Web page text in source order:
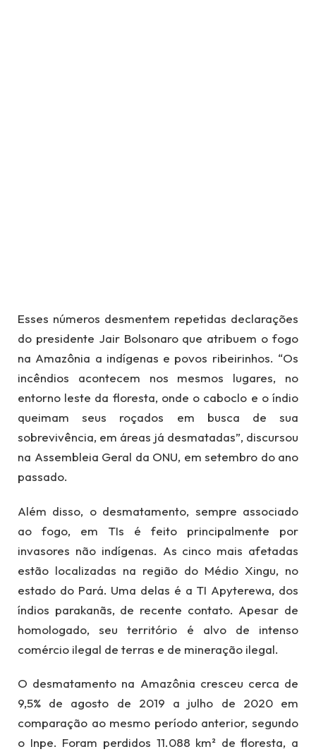
Esses números desmentem repetidas declarações
do presidente Jair Bolsonaro que atribuem o fogo
na Amazônia a indígenas e povos ribeirinhos. “Os
incêndios acontecem nos mesmos lugares, no
entorno leste da floresta, onde o caboclo e o índio
queimam seus roçados em busca de sua
sobrevivência, em áreas já desmatadas”, discursou
na Assembleia Geral da ONU, em setembro do ano
passado.
Além disso, o desmatamento, sempre associado
ao fogo, em TIs é feito principalmente por
invasores não indígenas. As cinco mais afetadas
estão localizadas na região do Médio Xingu, no
estado do Pará. Uma delas é a TI Apyterewa, dos
índios parakanãs, de recente contato. Apesar de
homologado, seu território é alvo de intenso
comércio ilegal de terras e de mineração ilegal.
O desmatamento na Amazônia cresceu cerca de
9,5% de agosto de 2019 a julho de 2020 em
comparação ao mesmo período anterior, segundo
o Inpe. Foram perdidos 11.088 km² de floresta, a